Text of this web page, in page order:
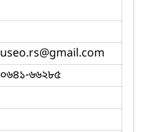
useo.rs@gmail.com
০৬৪১-৬৬২৮৫